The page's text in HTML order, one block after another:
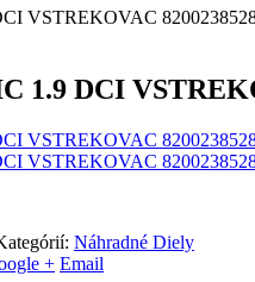
1.9 DCI
Náhradné Diely
+ Email